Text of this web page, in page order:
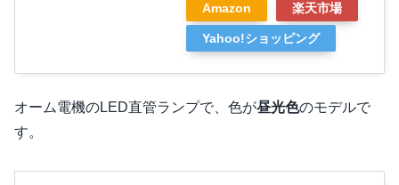
Amazon 楽天市場
Yahoo!ショッピング
オーム電機のLED直管ランプで、色が昼光色のモデルで
す。